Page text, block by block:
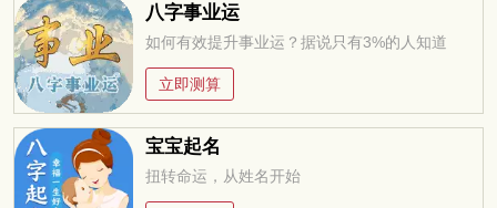
八字事业运
如何有效提升事业运？据说只有3%的人知道
立即测算
宝宝起名
扭转命运，从姓名开始